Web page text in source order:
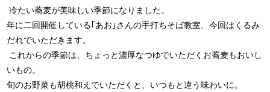
冷たい蕎麦が美味しい季節になりました。
年に二回開催している｢あお｣さんの手打ちそば教室、今回は くるみ
だれでいただきます。
これからの季節は、ちょっと濃厚なつゆでいただくお蕎麦もおいし
いもの。
旬のお野菜も胡桃和えでいただくと、いつもと違う味わいに。